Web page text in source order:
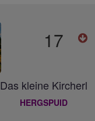
17
Das kleine Kircherl
HERGSPUID